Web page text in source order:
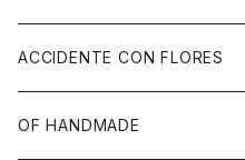
ACCIDENTE CON FLORES
OF HANDMADE